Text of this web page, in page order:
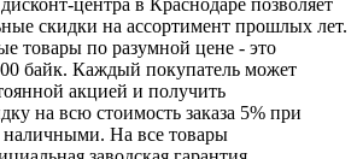
скидки на ассортимент прошлых лет.
товары по разумной цене - это
байк. Каждый покупатель может
акцией и получить
на всю стоимость заказа 5% при
наличными. На все товары